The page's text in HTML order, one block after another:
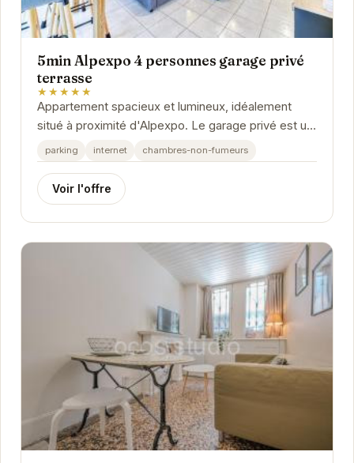
5min Alpexpo 4 personnes garage privé
terrasse
★★★★★
Appartement spacieux et lumineux, idéalement
situé à proximité d'Alpexpo. Le garage privé est un
véritable atout, et la terrasse offre un...
parking internet chambres-non-fumeurs
Voir l'offre